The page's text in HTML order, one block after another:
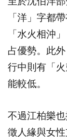
「洋」字都
「水火相沖
占優勢。此
行中則有「
能較低。
不過江柏樂
徵人緣與女